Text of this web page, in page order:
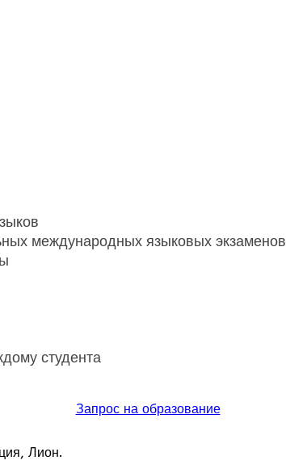
международных языковых экзаменов
студента
Запрос на образование
Лион.